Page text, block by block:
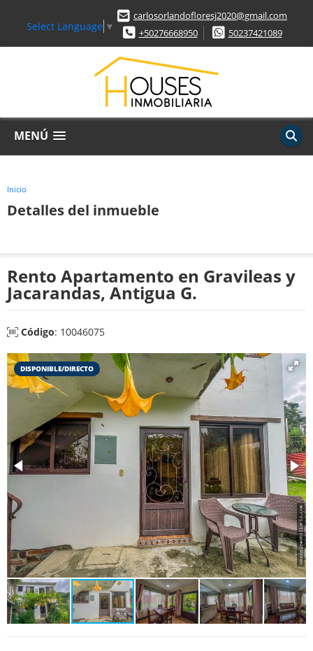
Select Language ▼
carlosorlandofloresj2020@gmail.com
+50276668950
50237421089
MENÚ
Inicio
Detalles del inmueble
Rento Apartamento en Gravileas y
Jacarandas, Antigua G.
Código: 10046075
DISPONIBLE/DIRECTO